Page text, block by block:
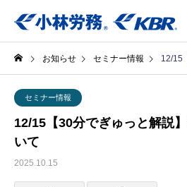
お知らせ セミナー情報 12/15【30
セミナー情報
12/15【30分でぎゅっと解説
いて
2025.10.15